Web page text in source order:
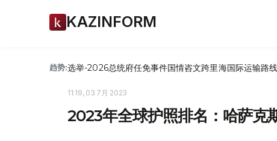
KAZINFORM
趋势:选举-2026总统府任免事件国情咨文跨里海国际运输路
11:19, 03 7月 2023
2023年全球护照排名：哈萨克